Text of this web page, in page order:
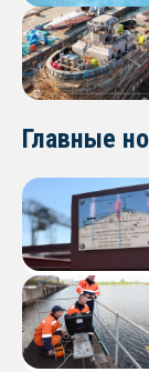
Главные